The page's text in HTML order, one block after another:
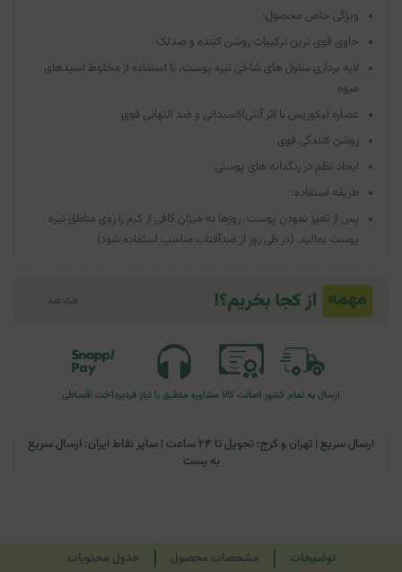
ویژگی خاص محصول:
حاوی قوی ترین ترکیبات روشن کننده و ضدلک
لایه برداری سلول های شاخی تیره پوست، با استفاده از مخلوط اسیدهای
میوه
عصاره لیکوریس با اثر آنتی‌اکسیدانی و ضد التهابی قوی
روشن کنندگی قوی
ایجاد نظم در رنگدانه های پوستی
طریقه استفاده:
پس از تمیز نمودن پوست، روزها به میزان کافی از کرم را روی مناطق تیره
پوست بمالید. (در طی روز از ضدآفتاب مناسب استفاده شود)
ارسال به تمام کشوراصالت کالا مشاوره منطبق با نیاز فردپرداخت اقساطی
ارسال سریع | تهران و کرج: تحویل تا ۲۴ ساعت | سایر نقاط ایران: ارسال سریع
به پست
توضیحات مشخصات محصول جدول محتویات